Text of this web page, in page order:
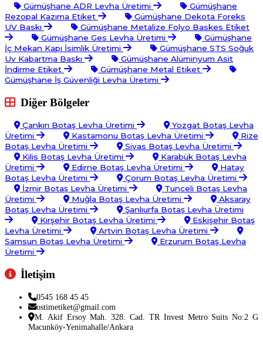
Gümüşhane ADR Levha Üretimi
Gümüşhane
Rezopal Kazıma Etiket
Gümüşhane Dekota Foreks
UV Baskı
Gümüşhane Metalize Folyo Baskes Etiket
Gümüşhane Ges Levha Üretimi
Gümüşhane
İç Mekan Kapı İsimlik Üretimi
Gümüşhane STS Soğuk
Uv Kabartma Baskı
Gümüşhane Alüminyum Asit
İndirme Etiket
Gümüşhane Metal Etiket
Gümüşhane İş Güvenliği Levha Üretimi
Diğer Bölgeler
Çankırı Botaş Levha Üretimi
Yozgat Botaş Levha
Üretimi
Kastamonu Botaş Levha Üretimi
Rize
Botaş Levha Üretimi
Sivas Botaş Levha Üretimi
Kilis Botaş Levha Üretimi
Karabük Botaş Levha
Üretimi
Edirne Botaş Levha Üretimi
Hatay
Botaş Levha Üretimi
Çorum Botaş Levha Üretimi
İzmir Botaş Levha Üretimi
Tunceli Botaş Levha
Üretimi
Muğla Botaş Levha Üretimi
Aksaray
Botaş Levha Üretimi
Şanlıurfa Botaş Levha Üretimi
Kırşehir Botaş Levha Üretimi
Eskişehir Botaş
Levha Üretimi
Artvin Botaş Levha Üretimi
Samsun Botaş Levha Üretimi
Erzurum Botaş Levha
Üretimi
İletişim
0545 168 45 45
ostimetiket@gmail.com
M. Akif Ersoy Mah. 328. Cad. TR Invest Metro Suits No:2 G
Macunköy-Yenimahalle/Ankara